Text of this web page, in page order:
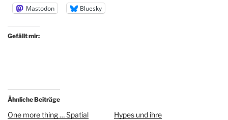
Mastodon
Bluesky
Gefällt mir:
Ähnliche Beiträge
One more thing … Spatial
Hypes und ihre